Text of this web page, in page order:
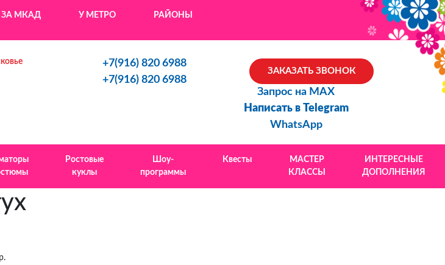
ЗА МКАД У МЕТРО РАЙОНЫ
+7(916) 820 6988
+7(916) 820 6988
ЗАКАЗАТЬ ЗВОНОК
Запрос на MAX
Написать в Telegram
WhatsApp
Ростовые
куклы
Шоу-
программы
Квесты
МАСТЕР
КЛАССЫ
ИНТЕРЕСНЫЕ
ДОПОЛНЕНИЯ